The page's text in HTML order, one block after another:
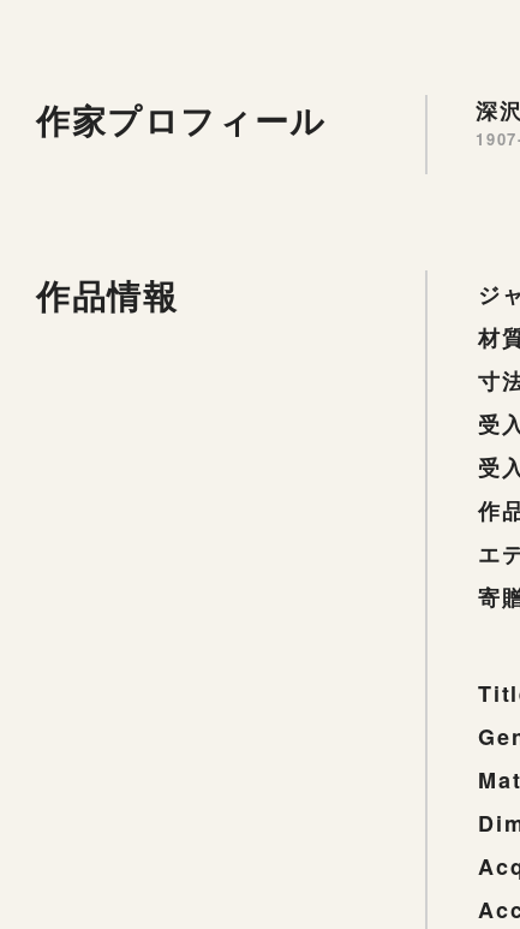
作家プロフィール 深
作品情報 ジ
材
寸
受
受
作
エ
寄